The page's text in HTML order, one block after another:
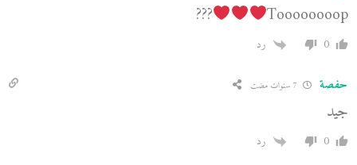
Toooooooop
???
0 رد
حفصة
جيد
0 رد